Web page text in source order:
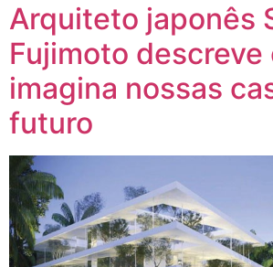
Arquiteto japonês
Fujimoto descreve
imagina nossas
futuro